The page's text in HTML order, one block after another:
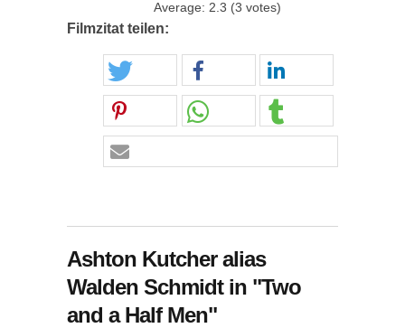
Average: 2.3 (3 votes)
Filmzitat teilen:
Ashton Kutcher alias
Walden Schmidt in "Two
and a Half Men"